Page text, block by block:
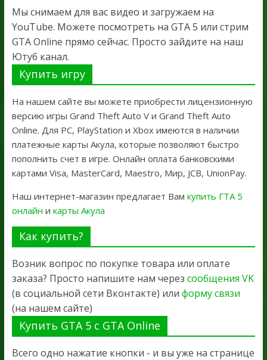
Мы снимаем для вас видео и загружаем на
YouTube. Можете посмотреть на GTA 5 или стрим
GTA Online прямо сейчас. Просто зайдите на наш
Ютуб канал.
Купить игру
На нашем сайте вы можете приобрести лицензионную
версию игры Grand Theft Auto V и Grand Theft Auto
Online. Для PC, PlayStation и Xbox имеются в наличии
платежные карты Акула, которые позволяют быстро
пополнить счет в игре. Онлайн оплата банковскими
картами Visa, MasterCard, Maestro, Мир, JCB, UnionPay.
Наш интернет-магазин предлагает Вам купить ГТА 5
онлайн и карты Акула
Как купить?
Возник вопрос по покупке товара или оплате
заказа? Просто напишите нам через сообщения VK
(в социальной сети Вконтакте) или форму связи
(на нашем сайте)
Купить GTA 5 с GTA Online
Всего одно нажатие кнопки - и вы уже на странице